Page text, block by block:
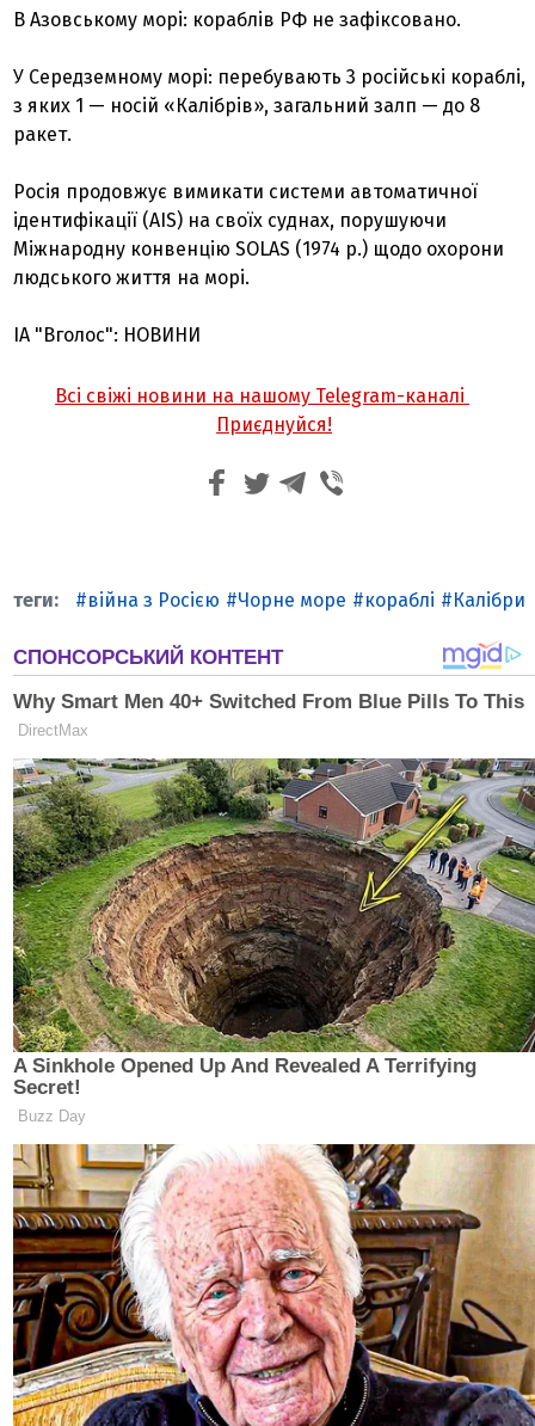
В Азовському морі: кораблів РФ не зафіксовано.
У Середземному морі: перебувають 3 російські кораблі,
з яких 1 — носій «Калібрів», загальний залп — до 8
ракет.
Росія продовжує вимикати системи автоматичної
ідентифікації (AIS) на своїх суднах, порушуючи
Міжнародну конвенцію SOLAS (1974 р.) щодо охорони
людського життя на морі.
ІА "Вголос": НОВИНИ
Всі свіжі новини на нашому Telegram-каналі
Приєднуйся!
війна з Росією Чорне море кораблі Калібри